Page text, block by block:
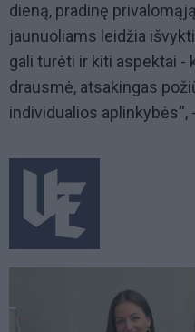
dieną, pradinę
jaunuoliams leidžia
gali turėti ir kiti aspektai -
drausmė, atsakingas
individualios